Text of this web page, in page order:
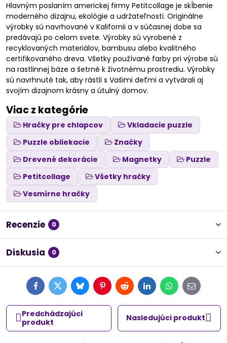
Hlavným poslaním americkej firmy Petitcollage je skĺbenie
moderného dizajnu, ekológie a udržateľnosti. Originálne
výrobky sú navrhované v Kalifornii a v súčasnej dobe sa
predávajú po celom svete. Výrobky sú vyrobené z
recyklovaných materiálov, bambusu alebo kvalitného
certifikovaného dreva. Všetky používané farby pri výrobe sú
na rastlinnej báze a šetrné k životnému prostrediu. Výrobky
sú navrhnuté tak, aby rástli s Vašimi deťmi a vytvárali aj
svojím dizajnom krásny a útulný domov.
Viac z kategórie
Hračky pre chlapcov
Vkladacie puzzle
Puzzle obliekacie
Značky
Drevené dekorácie
Magnetky
Puzzle
Petitcollage
Všetky hračky
Vesmírne hračky
Recenzie 0
Diskusia 0
FacebookTwitterBlueskyPinterestRedditLinkedInWhatsApp
E-
mail
Predchádzajúci
produkt
Nasledujúci produkt